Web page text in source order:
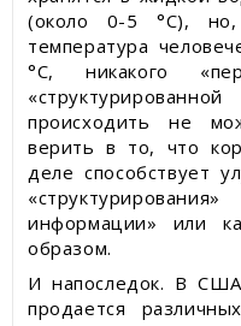
(около 0-5 °С),
температура
°С, никакого
происходить не
верить в то, что
деле способствует
информации» или
образом.
И напоследок. В
продается